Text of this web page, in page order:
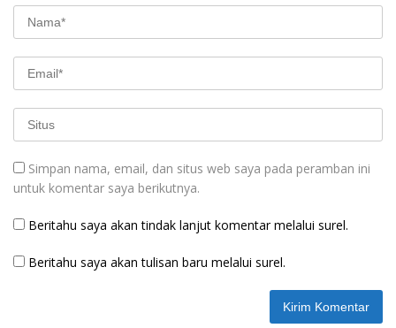
Simpan nama, email, dan situs web saya pada peramban ini
untuk komentar saya berikutnya.
Beritahu saya akan tindak lanjut komentar melalui surel.
Beritahu saya akan tulisan baru melalui surel.